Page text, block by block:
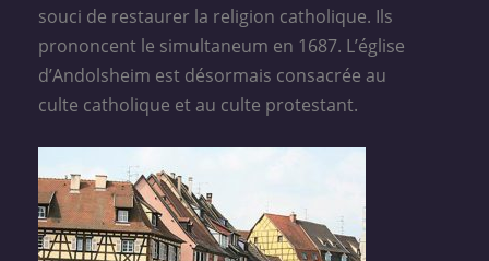
souci de restaurer la religion catholique. Ils
prononcent le simultaneum en 1687. L’église
d’Andolsheim est désormais consacrée au
culte catholique et au culte protestant.